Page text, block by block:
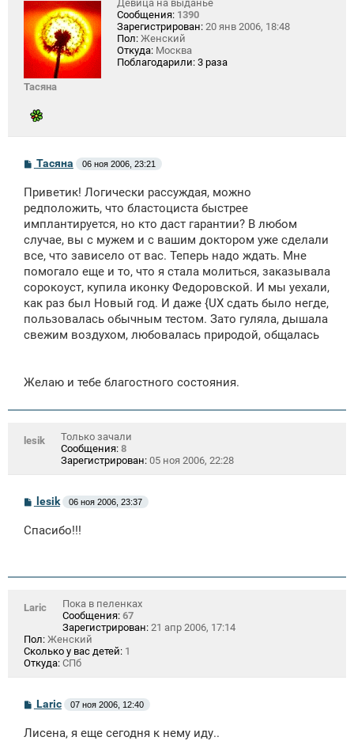
Тасяна
Девица на выданье
Сообщения: 1390
Зарегистрирован: 20 янв 2006, 18:48
Пол: Женский
Откуда: Москва
Поблагодарили: 3 раза
С
о
б
щ
е
н
и
е
Тасяна 06 ноя 2006, 23:21
Приветик! Логически рассуждая, можно
редположить, что бластоциста быстрее
имплантируется, но кто даст гарантии? В любом
случае, вы с мужем и с вашим доктором уже сделали
все, что зависело от вас. Теперь надо ждать. Мне
помогало еще и то, что я стала молиться, заказывала
сорокоуст, купила иконку Федоровской. И мы уехали,
как раз был Новый год. И даже {UX сдать было негде,
пользовалась обычным тестом. Зато гуляла, дышала
свежим воздухом, любовалась природой, общалась
Желаю и тебе благостного состояния.
lesik
Только зачали
Сообщения: 8
Зарегистрирован: 05 ноя 2006, 22:28
С
о
б
и
lesik 06 ноя 2006, 23:37
Спасибо!!!
Laric
Пока в пеленках
Сообщения: 67
Зарегистрирован: 21 апр 2006, 17:14
Пол: Женский
Сколько у вас детей: 1
Откуда: СПб
С
о
б
Laric 07 ноя 2006, 12:40
Лисена, я еще сегодня к нему иду..